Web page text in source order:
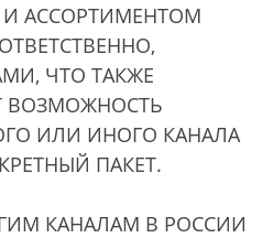
АССОРТИМЕНТОМ
ЧТО ТАКЖЕ
ВОЗМОЖНОСТЬ
ИЛИ ИНОГО КАНАЛА
ПАКЕТ.
КАНАЛАМ В РОССИИ